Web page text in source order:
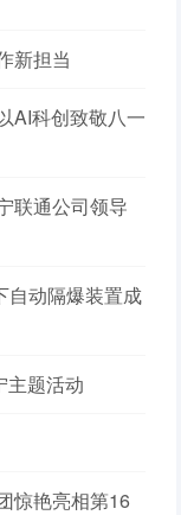
新担当
AI科创致敬八一
联通公司领导
自动隔爆装置成
主题活动
惊艳亮相第16